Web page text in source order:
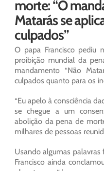
morte: “O
Matarás se
culpados”
O papa Francisco pediu
proibição mundial da
mandamento “Não
culpados quanto para os
“Eu apelo à consciência
se chegue a um
abolição da pena de
milhares de pessoas
Usando algumas palavras
Francisco ainda